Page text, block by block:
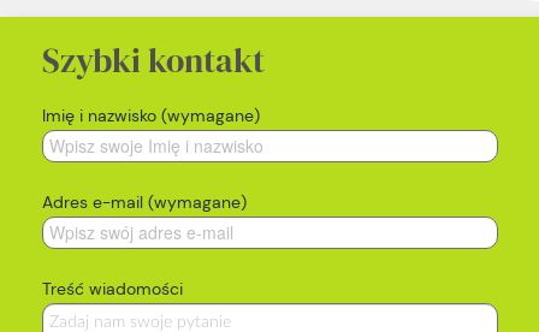
Szybki kontakt
Imię i nazwisko (wymagane)
Adres e-mail (wymagane)
Treść wiadomości